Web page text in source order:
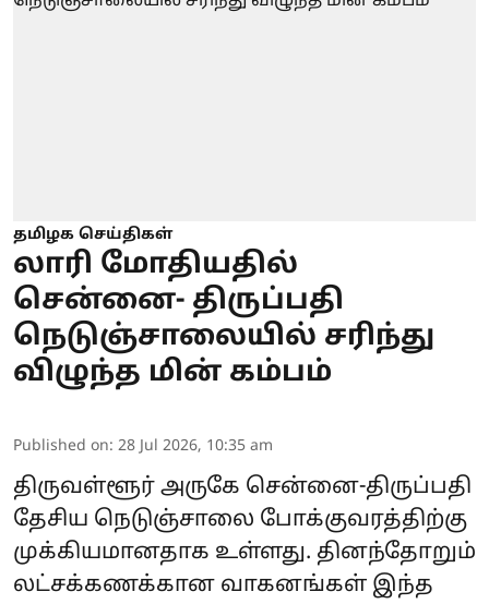
தமிழக செய்திகள்
லாரி மோதியதில்
சென்னை- திருப்பதி
நெடுஞ்சாலையில் சரிந்து
விழுந்த மின் கம்பம்
Published on: 28 Jul 2026, 10:35 am
திருவள்ளூர் அருகே சென்னை-திருப்பதி
தேசிய நெடுஞ்சாலை போக்குவரத்திற்கு
முக்கியமானதாக உள்ளது. தினந்தோறும்
லட்சக்கணக்கான வாகனங்கள் இந்த